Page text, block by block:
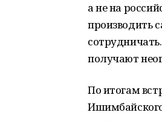
а не на
производить
получают
По итогам